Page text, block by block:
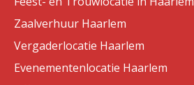
Zaalverhuur Haarlem
Vergaderlocatie Haarlem
Evenementenlocatie Haarlem